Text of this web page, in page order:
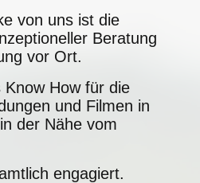
von uns ist die
Beratung
vor Ort.
How für die
und Filmen in
der Nähe vom
engagiert.